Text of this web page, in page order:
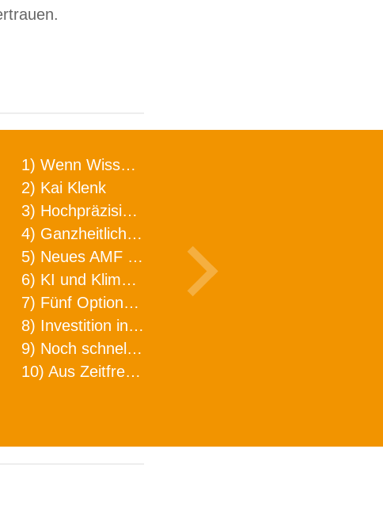
1) Wenn Wissen geht, kann ARNO WERKZEUGE helfen
2) Kai Klenk
3) Hochpräzision in neuer Dimension
4) Ganzheitlicher Ansatz für mehr Effizienz und Produktivität in der Zerspanung
5) Neues AMF Logistikzentrum feierlich eröffnet
6) KI und Klimaschutz im Schaltanlagenbau
7) Fünf Optionen, wie man Zeitfresser in Effizienz umwandelt
8) Investition in Fellbach mit nachhaltiger Logistik und Lagerfläche
9) Noch schnellere Lieferung
10) Aus Zeitfressern wird Effizienz